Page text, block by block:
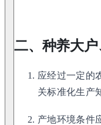
二、种养大
应经过一定的
关标准化生产
产地环境条件